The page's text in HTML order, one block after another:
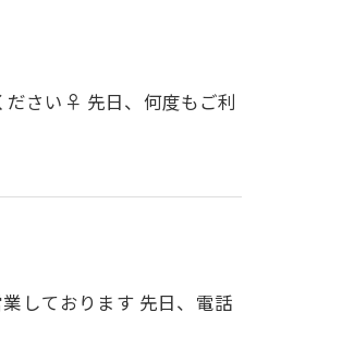
ださい♀ 先日、何度もご利
しております 先日、電話